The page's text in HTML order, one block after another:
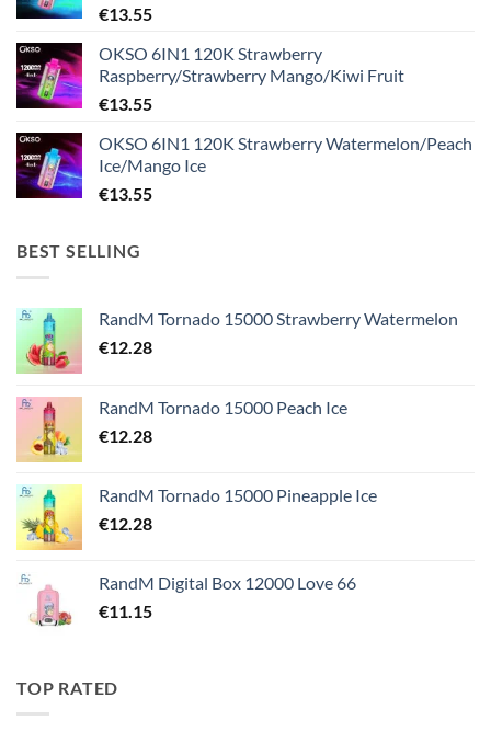
€13.55
OKSO 6IN1 120K Strawberry
Raspberry/Strawberry Mango/Kiwi Fruit
€13.55
OKSO 6IN1 120K Strawberry Watermelon/Peach
Ice/Mango Ice
€13.55
BEST SELLING
RandM Tornado 15000 Strawberry Watermelon
€12.28
RandM Tornado 15000 Peach Ice
€12.28
RandM Tornado 15000 Pineapple Ice
€12.28
RandM Digital Box 12000 Love 66
€11.15
TOP RATED